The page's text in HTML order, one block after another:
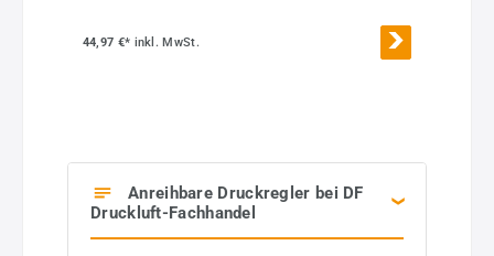
44,97 €* inkl. MwSt.
Anreihbare Druckregler bei DF
Druckluft-Fachhandel